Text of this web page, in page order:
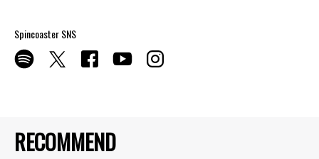
RECOMMEND
Spincoaster SNS